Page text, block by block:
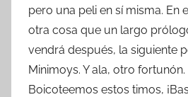
pero una peli en sí misma. En
otra cosa que un largo
vendrá después, la siguiente
Minimoys. Y ala, otro fortunón.
Boicoteemos estos timos,